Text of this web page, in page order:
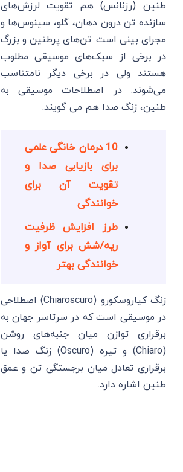
طنین (رزنانس) هم تقویت لرزش‌های
سازنده‌ تن درون دهان، گلو، سینوس‌ها و
مجرای بینی است. تن‌های پرطنین و بزرگ
در برخی از سبک‌های موسیقی مطلوب
هستند ولی در برخی دیگر نامتناسب
می‌شوند. در اصطلاحات موسیقی به
طنین، زنگ صدا هم می گویند.
10 درمان خانگی علمی
برای بازیابی صدا و
تقویت آن برای
خوانندگی
طرز افزایش ظرفیت
ریه/شش برای آواز و
خوانندگی بهتر
زنگ کیاروسکورو (Chiaroscuro) اصطلاحی
در موسیقی است که در سرتاسر جهان به
برقراری توازن میان جنبه‌های روشن
(Chiaro) و تیره (Oscuro) زنگ صدا یا
برقراری تعادل میان برجستگی تن و عمق
طنین اشاره دارد.